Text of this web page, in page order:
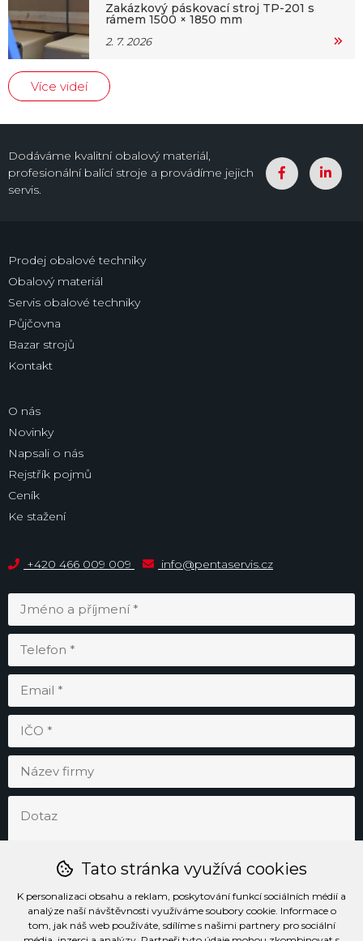
Zakázkový páskovací stroj TP-201 s
rámem 1500 × 1850 mm
2. 7. 2026
Více videí
Dodáváme kvalitní obalový materiál,
profesionální balící stroje a provádíme jejich
servis.
Prodej obalové techniky
Obalový materiál
Servis obalové techniky
Půjčovna
Bazar strojů
Kontakt
O nás
Novinky
Napsali o nás
Rejstřík pojmů
Ceník
Ke stažení
+420 466 009 009 info@pentaservis.cz
Tato stránka využívá cookies
K personalizaci obsahu a reklam, poskytování funkcí sociálních médií a
analýze naší návštěvnosti využíváme soubory cookie. Informace o
tom, jak náš web používáte, sdílíme s našimi partnery pro sociální